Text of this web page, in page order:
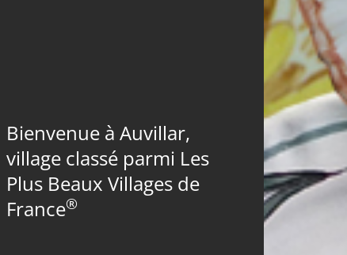
Bienvenue à Auvillar,
village classé parmi Les
Plus Beaux Villages de
France®